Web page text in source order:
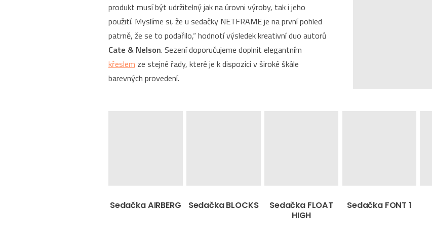
produkt musí být udržitelný jak na úrovni výroby, tak i jeho
použití. Myslíme si, že u sedačky NETFRAME je na první pohled
patrně, že se to podařilo,“ hodnotí výsledek kreativní duo autorů
Cate & Nelson. Sezení doporučujeme doplnit elegantním
křeslem ze stejné řady, které je k dispozici v široké škále
barevných provedení.
Sedačka AIRBERG Sedačka BLOCKS
Sedačka FLOAT
HIGH
Sedačka FONT 1